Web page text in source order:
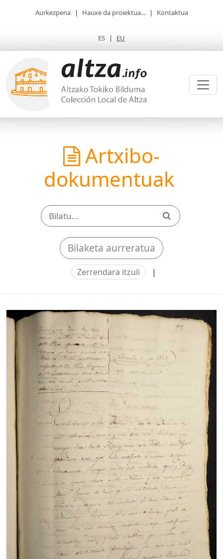
Aurkezpena | Hauxe da proiektua... | Kontaktua
ES | EU
Artxibo-
dokumentuak
Bilaketa aurreratua
Zerrendara itzuli |